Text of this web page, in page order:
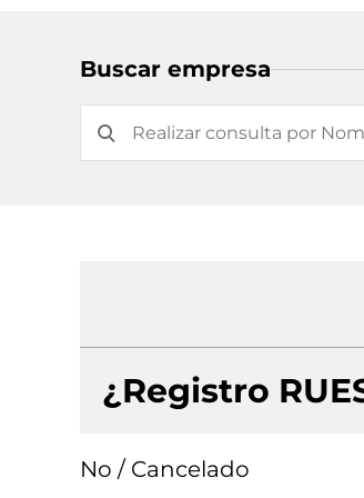
Buscar empresa
¿Registro
No / Cancelado